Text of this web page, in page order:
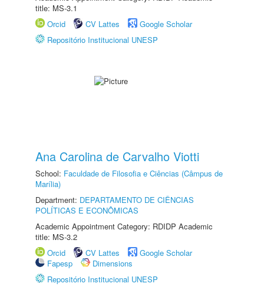
title: MS-3.1
Orcid
CV Lattes
Google Scholar
Repositório Institucional UNESP
Ana Carolina de Carvalho Viotti
School: Faculdade de Filosofia e Ciências (Câmpus de
Marília)
Department: DEPARTAMENTO DE CIÊNCIAS
POLÍTICAS E ECONÔMICAS
Academic Appointment Category: RDIDP Academic
title: MS-3.2
Orcid
CV Lattes
Google Scholar
Fapesp
Dimensions
Repositório Institucional UNESP